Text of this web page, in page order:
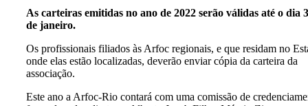
As carteiras emitidas no ano de 2022 serão válidas até o dia
de janeiro.
Os profissionais filiados às Arfoc regionais, e que residam no
onde elas estão localizadas, deverão enviar cópia da carteira da
associação.
Este ano a Arfoc-Rio contará com uma comissão de